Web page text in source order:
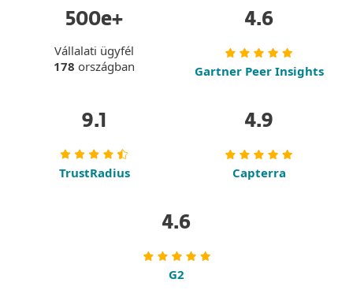
500e+
Vállalati ügyfél
178 országban
4.6
Gartner Peer Insights
9.1
TrustRadius
4.9
Capterra
4.6
G2